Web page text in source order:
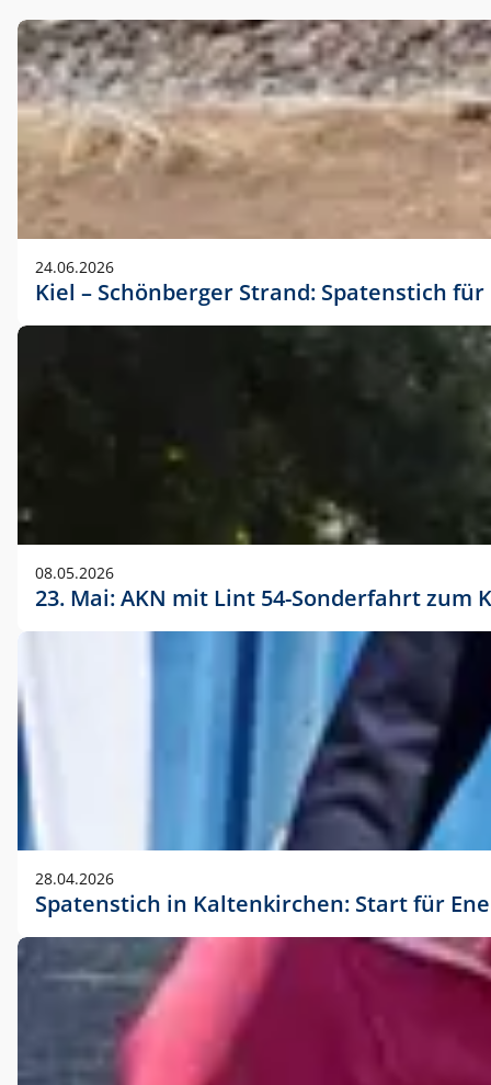
24.06.2026
Kiel – Schönberger Strand: Spatenstich
08.05.2026
23. Mai: AKN mit Lint 54-Sonderfahrt
28.04.2026
Spatenstich in Kaltenkirchen: Start für